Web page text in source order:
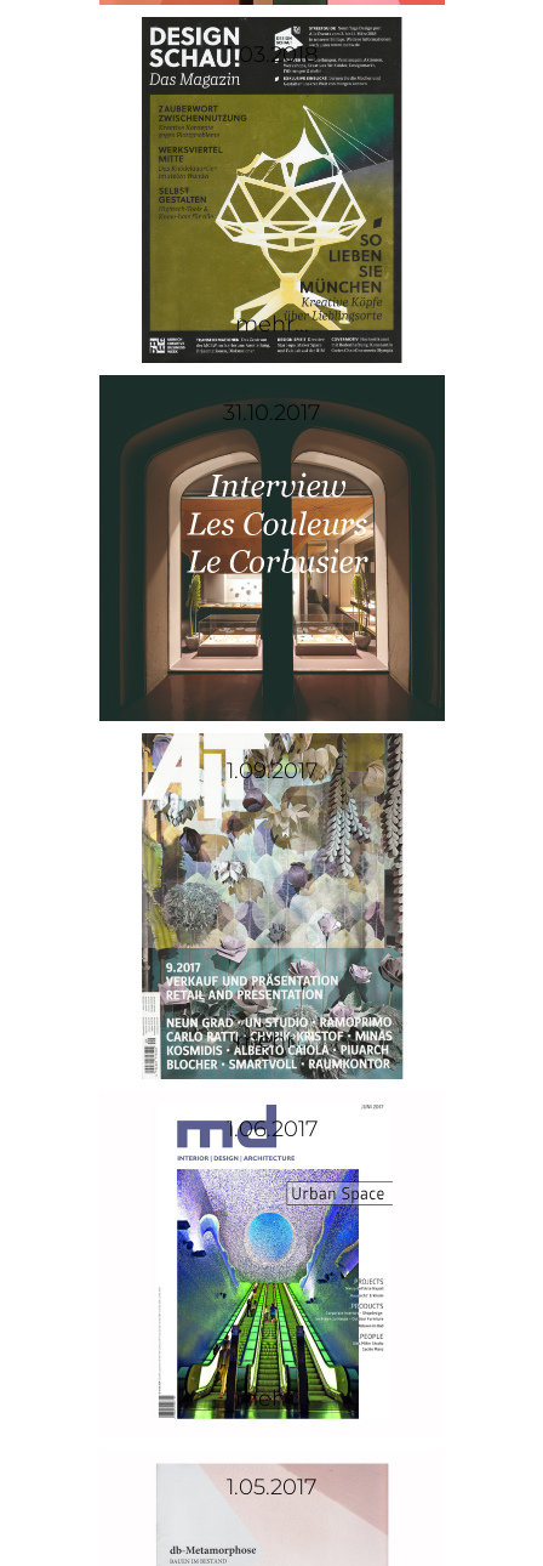
1.03.2018
mehr...
31.10.2017
1.09.2017
mehr...
1.06.2017
mehr...
1.05.2017